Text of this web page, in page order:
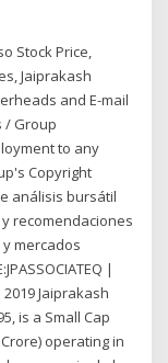
Stock Price,
Jaiprakash
and E-mail
/ Group
to any
Copyright
análisis bursátil
recomendaciones
mercados
|
Jaiprakash
is a Small Cap
operating in